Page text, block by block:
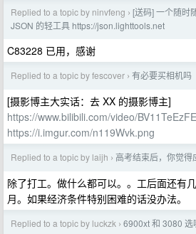
Replied to a topic by ninvfeng › [送码] 一个随时
JSON 的轻工具 https://json.lighttools.net
C83228 已用，感谢
Replied to a topic by fescover › 有必要买相机吗
[摄影博主大实话：去 XX 的摄影博主]
https://www.bilibili.com/video/
https://i.imgur.com/n119Wvk.png
Replied to a topic by laijh › 高考结束后，你觉得
除了打工。做什么都可以。。工后面还有
月。如果经济条件特别困难的话没办法。
Replied to a topic by luckzk › 6900xt 和 3080 选